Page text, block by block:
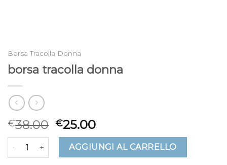
Borsa Tracolla Donna
borsa tracolla donna
€38.00 €25.00
borsa tracolla donna quantitàAGGIUNGI AL CARRELLO